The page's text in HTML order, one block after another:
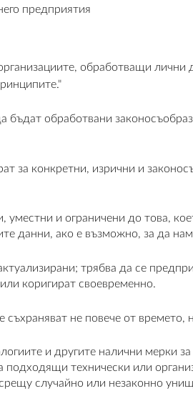
предприятия
обработващи лични
обработвани
за конкретни, изрични и
и ограничени до това,
данни, ако е възможно, за да
трябва да се
коригират своевременно.
не повече от
и другите налични мерки
технически или
случайно или незаконно